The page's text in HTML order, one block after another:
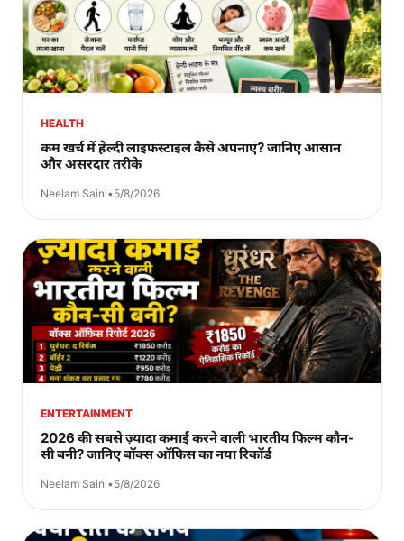
HEALTH
कम खर्च में हेल्दी लाइफस्टाइल कैसे अपनाएं? जानिए आसान
और असरदार तरीके
Neelam Saini•5/8/2026
ENTERTAINMENT
2026 की सबसे ज़्यादा कमाई करने वाली भारतीय फिल्म कौन-
सी बनी? जानिए बॉक्स ऑफिस का नया रिकॉर्ड
Neelam Saini•5/8/2026